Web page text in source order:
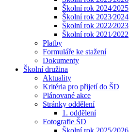
Školní rok 2024⁄2025
Školní rok 2023⁄2024
Školní rok 2022⁄2023
Školní rok 2021⁄2022
Platby
Formuláře ke stažení
Dokumenty
Školní družina
Aktuality
Kritéria pro přijetí do ŠD
Plánované akce
Stránky oddělení
1. oddělení
Fotografie ŠD
Školní rok 2025⁄2026